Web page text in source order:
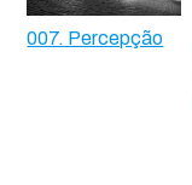
007. Percepção